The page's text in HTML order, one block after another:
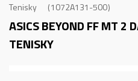
Tenisky 1072A131-500
ASICS BEYOND FF MT 2
TENISKY